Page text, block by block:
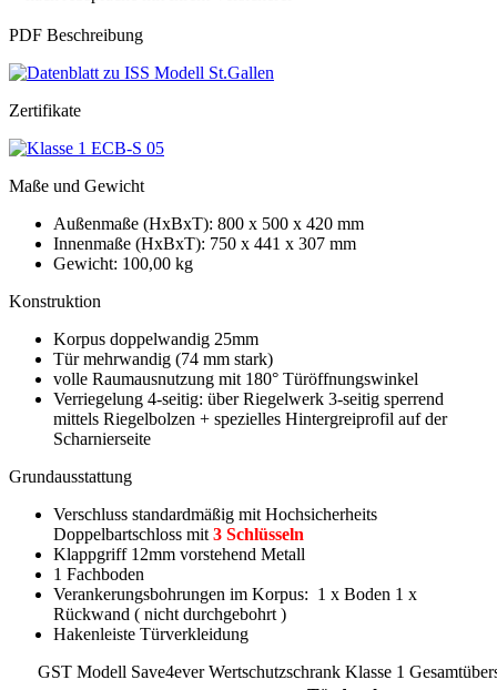
PDF Beschreibung
Zertifikate
Maße und Gewicht
Außenmaße (HxBxT): 800 x 500 x 420 mm
Innenmaße (HxBxT): 750 x 441 x 307 mm
Gewicht: 100,00 kg
Konstruktion
Korpus doppelwandig 25mm
Tür mehrwandig (74 mm stark)
volle Raumausnutzung mit 180° Türöffnungswinkel
Verriegelung 4-seitig: über Riegelwerk 3-seitig sperrend
mittels Riegelbolzen + spezielles Hintergreiprofil auf der
Scharnierseite
Grundausstattung
Verschluss standardmäßig mit Hochsicherheits
Doppelbartschloss mit 3 Schlüsseln
Klappgriff 12mm vorstehend Metall
1 Fachboden
Verankerungsbohrungen im Korpus: 1 x Boden 1 x
Rückwand ( nicht durchgebohrt )
Hakenleiste Türverkleidung
GST Modell Save4ever Wertschutzschrank Klasse 1